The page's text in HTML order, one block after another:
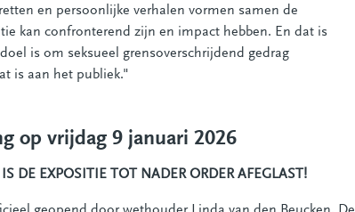
en persoonlijke verhalen vormen samen de
kan confronterend zijn en impact hebben. En dat is
is om seksueel grensoverschrijdend gedrag
is aan het publiek."
op vrijdag 9 januari 2026
DE EXPOSITIE TOT NADER ORDER AFEGLAST!